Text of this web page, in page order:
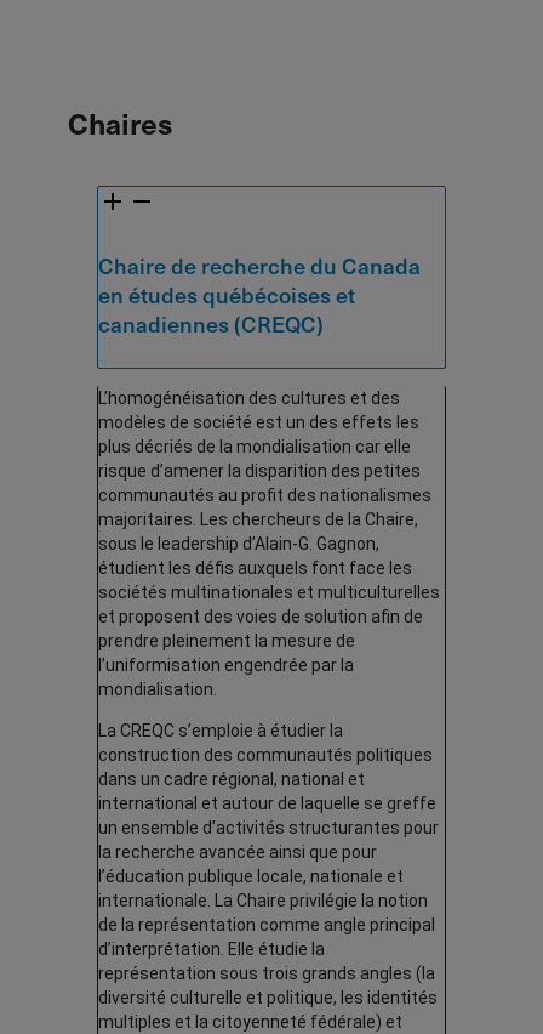
Chaires
Chaire de recherche du Canada
en études québécoises et
canadiennes (CREQC)
L’homogénéisation des cultures et des
modèles de société est un des effets les
plus décriés de la mondialisation car elle
risque d’amener la disparition des petites
communautés au profit des nationalismes
majoritaires. Les chercheurs de la Chaire,
sous le leadership d’Alain-G. Gagnon,
étudient les défis auxquels font face les
sociétés multinationales et multiculturelles
et proposent des voies de solution afin de
prendre pleinement la mesure de
l’uniformisation engendrée par la
mondialisation.
La CREQC s’emploie à étudier la
construction des communautés politiques
dans un cadre régional, national et
international et autour de laquelle se greffe
un ensemble d’activités structurantes pour
la recherche avancée ainsi que pour
l’éducation publique locale, nationale et
internationale. La Chaire privilégie la notion
de la représentation comme angle principal
d’interprétation. Elle étudie la
représentation sous trois grands angles (la
diversité culturelle et politique, les identités
multiples et la citoyenneté fédérale) et